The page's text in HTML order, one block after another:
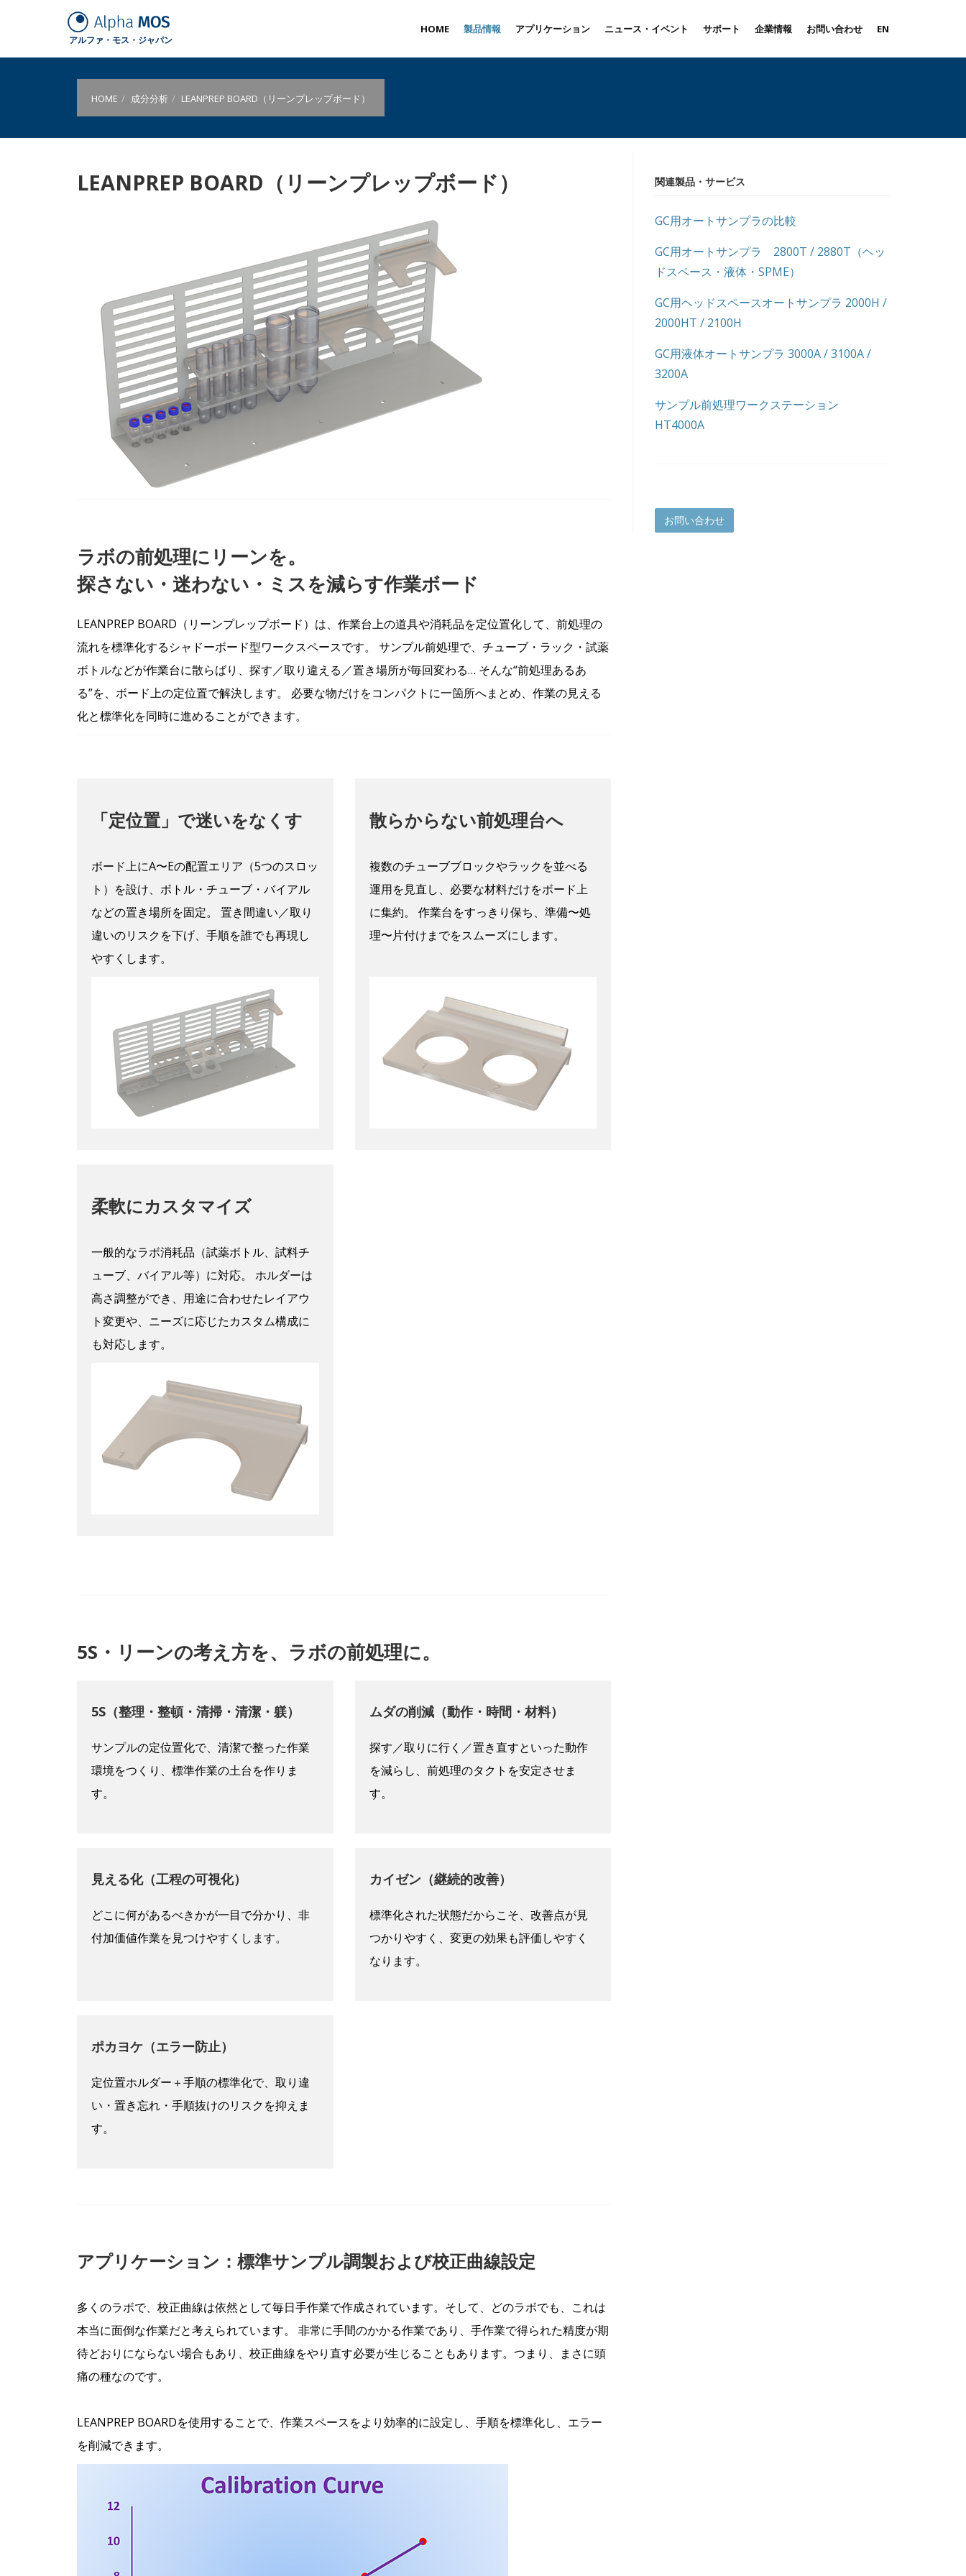
アルファ・モス・ジャパン
HOME 製品情報 アプリケーション ニュース・イベント サポート 企業情報 お問い合わせ EN
HOME 成分分析 LEANPREP BOARD（リーンプレップボード）
LEANPREP BOARD（リーンプレップボード）
ラボの前処理にリーンを。
探さない・迷わない・ミスを減らす作業ボード
LEANPREP BOARD（リーンプレップボード）は、作業台上の道具や消耗品を定位置化して、前処理の
流れを標準化するシャドーボード型ワークスペースです。 サンプル前処理で、チューブ・ラック・試薬
ボトルなどが作業台に散らばり、探す／取り違える／置き場所が毎回変わる… そんな“前処理あるあ
る”を、ボード上の定位置で解決します。 必要な物だけをコンパクトに一箇所へまとめ、作業の見える
化と標準化を同時に進めることができます。
「定位置」で迷いをなくす
ボード上にA〜Eの配置エリア（5つのスロッ
ト）を設け、ボトル・チューブ・バイアル
などの置き場所を固定。 置き間違い／取り
違いのリスクを下げ、手順を誰でも再現し
やすくします。
散らからない前処理台へ
複数のチューブブロックやラックを並べる
運用を見直し、必要な材料だけをボード上
に集約。 作業台をすっきり保ち、準備〜処
理〜片付けまでをスムーズにします。
柔軟にカスタマイズ
一般的なラボ消耗品（試薬ボトル、試料チ
ューブ、バイアル等）に対応。 ホルダーは
高さ調整ができ、用途に合わせたレイアウ
ト変更や、ニーズに応じたカスタム構成に
も対応します。
5S・リーンの考え方を、ラボの前処理に。
5S（整理・整頓・清掃・清潔・躾）
サンプルの定位置化で、清潔で整った作業
環境をつくり、標準作業の土台を作りま
す。
ムダの削減（動作・時間・材料）
探す／取りに行く／置き直すといった動作
を減らし、前処理のタクトを安定させま
す。
見える化（工程の可視化）
どこに何があるべきかが一目で分かり、非
付加価値作業を見つけやすくします。
カイゼン（継続的改善）
標準化された状態だからこそ、改善点が見
つかりやすく、変更の効果も評価しやすく
なります。
ポカヨケ（エラー防止）
定位置ホルダー＋手順の標準化で、取り違
い・置き忘れ・手順抜けのリスクを抑えま
す。
アプリケーション：標準サンプル調製および校正曲線設定
多くのラボで、校正曲線は依然として毎日手作業で作成されています。そして、どのラボでも、これは
本当に面倒な作業だと考えられています。 非常に手間のかかる作業であり、手作業で得られた精度が期
待どおりにならない場合もあり、校正曲線をやり直す必要が生じることもあります。つまり、まさに頭
痛の種なのです。
LEANPREP BOARDを使用することで、作業スペースをより効率的に設定し、手順を標準化し、エラー
を削減できます。
関連製品・サービス
GC用オートサンプラの比較
GC用オートサンプラ 2800T / 2880T（ヘッ
ドスペース・液体・SPME）
GC用ヘッドスペースオートサンプラ 2000H /
2000HT / 2100H
GC用液体オートサンプラ 3000A / 3100A /
3200A
サンプル前処理ワークステーション
HT4000A
お問い合わせ